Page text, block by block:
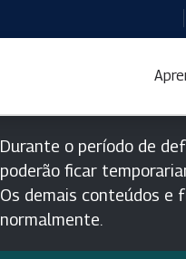
Durante o período de
poderão ficar
Os demais conteúdos e
normalmente.